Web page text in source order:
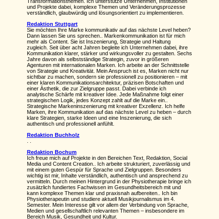
und Projekte dabei, komplexe Themen und Veränderungsprozesse
verständlich, glaubwürdig und lösungsorientiert zu implementieren.
Redaktion Stuttgart
Sie möchten Ihre Marke kommunikativ auf das nächste Level heben?
Dann lassen Sie uns sprechen.. Markenkommunikation ist für mich
mehr als Content. Sie ist Inszenierung, Strategie und Haltung
zugleich. Seit über acht Jahren begleite ich Unternehmen dabei, ihre
Kommunikation klarer, stärker und wirkungsvoller zu gestalten. Sechs
Jahre davon als selbstständige Strategin, zuvor in größeren
Agenturen mit internationalen Marken. Ich arbeite an der Schnittstelle
von Strategie und Kreativität. Mein Anspruch ist es, Marken nicht nur
sichtbar zu machen, sondern sie professionell zu positionieren – mit
einer klaren Kommunikationsarchitektur, präzisen Botschaften und
einer Ästhetik, die zur Zielgruppe passt. Dabei verbinde ich
analytische Schärfe mit kreativer Idee. Jede Maßnahme folgt einer
strategischen Logik, jedes Konzept zahlt auf die Marke ein..
Strategische Markeninszenierung mit kreativer Exzellenz. Ich helfe
Marken, ihre Kommunikation auf das nächste Level zu heben – durch
klare Strategien, starke Ideen und eine Inszenierung, die sich
authentisch und professionell anfühlt.
Redaktion Buchholz
Redaktion Bochum
Ich freue mich auf Projekte in den Bereichen Text, Redaktion, Social
Media und Content Creation.. Ich arbeite strukturiert, zuverlässig und
mit einem guten Gespür für Sprache und Zielgruppen. Besonders
wichtig ist mir, Inhalte verständlich, authentisch und ansprechend zu
vermitteln. Durch meinen Hintergrund in der Physiotherapie bringe ich
zusätzlich fundiertes Fachwissen im Gesundheitsbereich mit und
kann komplexe Themen klar und praxisnah aufbereiten.. Ich bin
Physiotherapeutin und studiere aktuell Musikjournalismus im 4.
Semester. Mein Interesse gilt vor allem der Verbindung von Sprache,
Medien und gesellschaftlich relevanten Themen – insbesondere im
Bereich Musik, Gesundheit und Kultur.